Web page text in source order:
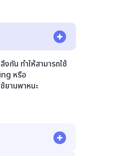
กัน ทำให้สามารถใช้
หรือ
ยานพาหนะ